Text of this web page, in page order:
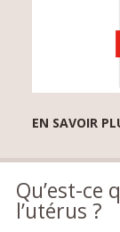
EN SAVOIR
Qu’est-ce
l’utérus ?